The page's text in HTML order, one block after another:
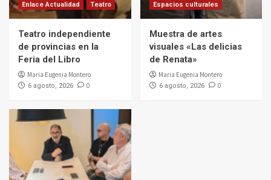
Enlace Actualidad
Teatro
Teatro independiente
de provincias en la
Feria del Libro
Maria Eugenia Montero
6 agosto, 2026 0
Espacios culturales
Muestra de artes
visuales «Las delicias
de Renata»
Maria Eugenia Montero
6 agosto, 2026 0